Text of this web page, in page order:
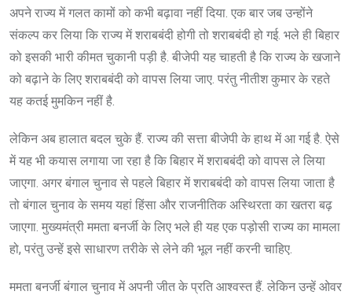
अपने राज्य में गलत कामों को कभी बढ़ावा नहीं दिया. एक बार जब उन्होंने
संकल्प कर लिया कि राज्य में शराबबंदी होगी तो शराबबंदी हो गई. भले ही बिहार
को इसकी भारी कीमत चुकानी पड़ी है. बीजेपी यह चाहती है कि राज्य के खजाने
को बढ़ाने के लिए शराबबंदी को वापस लिया जाए. परंतु नीतीश कुमार के रहते
यह कतई मुमकिन नहीं है.
लेकिन अब हालात बदल चुके हैं. राज्य की सत्ता बीजेपी के हाथ में आ गई है. ऐसे
में यह भी कयास लगाया जा रहा है कि बिहार में शराबबंदी को वापस ले लिया
जाएगा. अगर बंगाल चुनाव से पहले बिहार में शराबबंदी को वापस लिया जाता है
तो बंगाल चुनाव के समय यहां हिंसा और राजनीतिक अस्थिरता का खतरा बढ़
जाएगा. मुख्यमंत्री ममता बनर्जी के लिए भले ही यह एक पड़ोसी राज्य का मामला
हो, परंतु उन्हें इसे साधारण तरीके से लेने की भूल नहीं करनी चाहिए.
ममता बनर्जी बंगाल चुनाव में अपनी जीत के प्रति आश्वस्त हैं. लेकिन उन्हें ओवर